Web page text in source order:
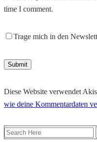
time I comment.
Trage mich in den
Diese Website verwendet
wie deine Kommentardaten